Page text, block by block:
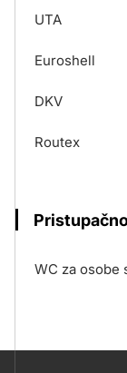
UTA
Euroshell
DKV
Routex
WC za osobe